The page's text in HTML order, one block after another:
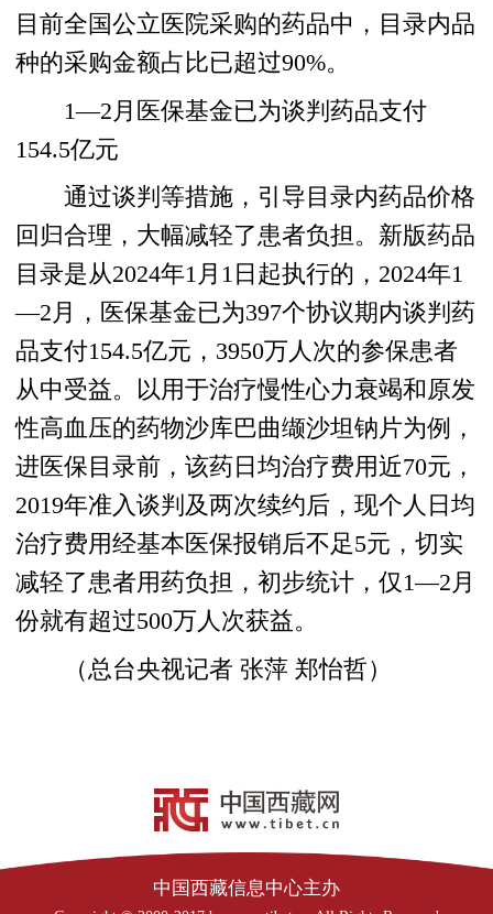
目前全国公立医院采购的药品中，目录内品
种的采购金额占比已超过90%。
1—2月医保基金已为谈判药品支付
154.5亿元
通过谈判等措施，引导目录内药品价格
回归合理，大幅减轻了患者负担。新版药品
目录是从2024年1月1日起执行的，2024年1
—2月，医保基金已为397个协议期内谈判药
品支付154.5亿元，3950万人次的参保患者
从中受益。以用于治疗慢性心力衰竭和原发
性高血压的药物沙库巴曲缬沙坦钠片为例，
进医保目录前，该药日均治疗费用近70元，
2019年准入谈判及两次续约后，现个人日均
治疗费用经基本医保报销后不足5元，切实
减轻了患者用药负担，初步统计，仅1—2月
份就有超过500万人次获益。
（总台央视记者 张萍 郑怡哲）
中国西藏信息中心主办